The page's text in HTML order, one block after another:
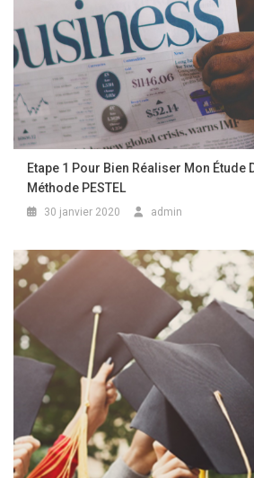
Etape 1 Pour Bien Réaliser Mon Étude
Méthode PESTEL
30 janvier 2020 admin